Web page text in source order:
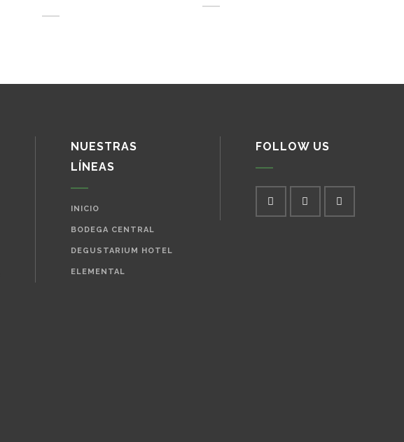
NUESTRAS
LÍNEAS
INICIO
BODEGA CENTRAL
DEGUSTARIUM HOTEL
ELEMENTAL
FOLLOW US